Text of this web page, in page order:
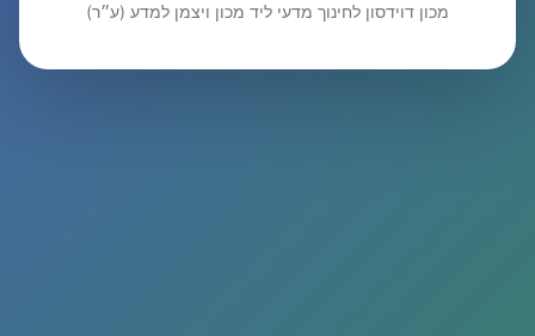
מכון דוידסון לחינוך מדעי ליד מכון ויצמן למדע (ע״ר)